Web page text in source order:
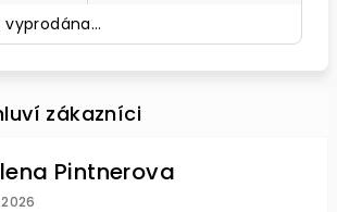
vyprodána…
Pintnerova
obchodu je 4 z 5 hvězdiček.